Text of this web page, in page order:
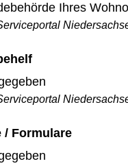
Ihres
/ Formulare